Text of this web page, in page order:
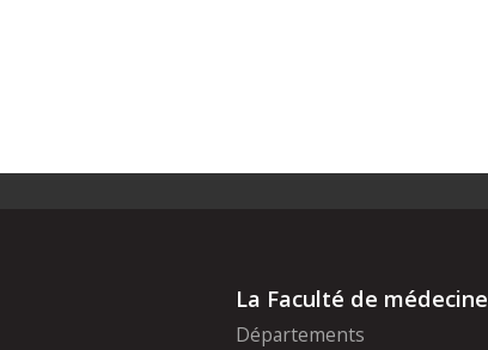
La Faculté de médecine
Départements